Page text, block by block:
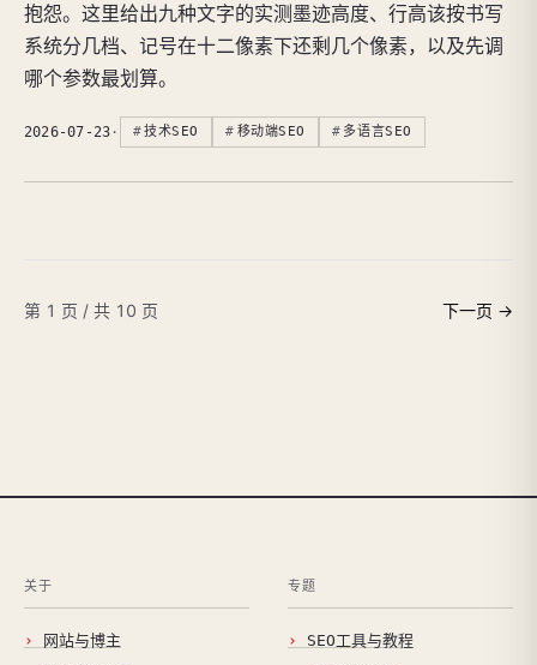
抱怨。这里给出九种文字的实测墨迹高度、行高该按书写
系统分几档、记号在十二像素下还剩几个像素，以及先调
哪个参数最划算。
2026-07-23 · 技术SEO 移动端SEO 多语言SEO
第 1 页 / 共 10 页 下一页 →
关于
网站与博主
专题
SEO工具与教程